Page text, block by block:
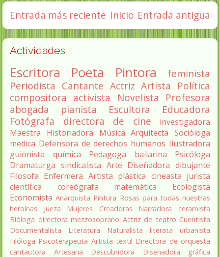
Entrada más reciente Entrada antigua
Inicio
Actividades
Escritora Poeta Pintora
feminista
Periodista Cantante Actriz Artista
Política
compositora activista Novelista
Profesora
abogada
pianista Escultora
Educadora
Fotógrafa
directora de cine
investigadora
Maestra
Historiadora Música Arquitecta Socióloga
medica Defensora de derechos humanos Ilustradora
guionista
química Pedagoga bailarina
Psicóloga
Dramaturga sindicalista Arte Diseñadora dibujante
Filosofa Enfermera Artista plástica cineasta jurista
científica
coreógrafa matemática
Ecologista
Economista Anarquista Pintura Rosas para todas nuestras
heroínas
Jueza Mujeres Creadoras Narradora
ceramista
Bióloga directora mezzosoprano Actriz de teatro Cuentista
Documentalista
Literatura Naturalista literata
urbanista
Filóloga Psicoterapeuta Artista textil Directora de orquesta
cantautora
Artesana Descubridora Diseñadora gráfica